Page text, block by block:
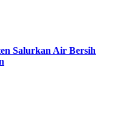
Salurkan Air Bersih